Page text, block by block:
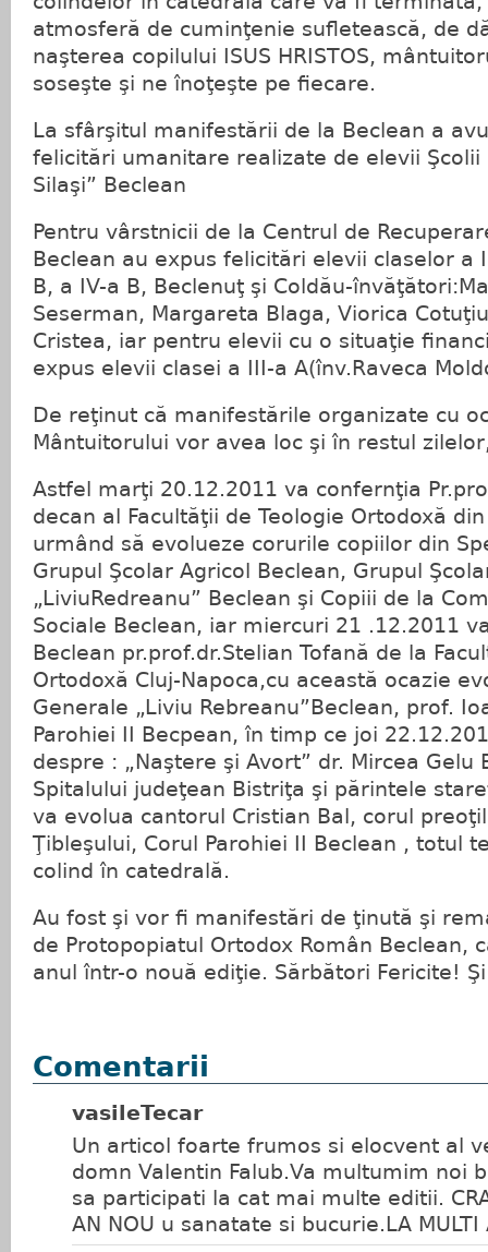
atmosferă de cuminţenie sufletească, de
naşterea copilului ISUS HRISTOS,
soseşte şi ne înoţeşte pe fiecare.
La sfârşitul manifestării de la Beclean a
felicitări umanitare realizate de elevii Şcolii
Silaşi” Beclean
Pentru vârstnicii de la Centrul de
Beclean au expus felicitări elevii claselor a
B, a IV-a B, Beclenuţ şi Coldău-
Seserman, Margareta Blaga, Viorica
Cristea, iar pentru elevii cu o situaţie
expus elevii clasei a III-a A(înv.Raveca
De reţinut că manifestările organizate cu
Mântuitorului vor avea loc şi în restul
Astfel marţi 20.12.2011 va confernţia
decan al Facultăţii de Teologie Ortodoxă
urmând să evolueze corurile copiilor din
Grupul Şcolar Agricol Beclean, Grupul
„LiviuRedreanu” Beclean şi Copiii de la
Sociale Beclean, iar miercuri 21 .12.2011
Beclean pr.prof.dr.Stelian Tofană de la
Ortodoxă Cluj-Napoca,cu această ocazie
Generale „Liviu Rebreanu”Beclean, prof.
Parohiei II Becpean, în timp ce joi
despre : „Naştere şi Avort” dr. Mircea Gelu
Spitalului judeţean Bistriţa şi părintele
va evolua cantorul Cristian Bal, corul
Ţibleşului, Corul Parohiei II Beclean , totul
colind în catedrală.
Au fost şi vor fi manifestări de ţinută şi
de Protopopiatul Ortodox Român Beclean,
anul într-o nouă ediţie. Sărbători Fericite!
Comentarii
vasileTecar
Un articol foarte frumos si elocvent al
domn Valentin Falub.Va multumim noi
sa participati la cat mai multe editii.
AN NOU u sanatate si bucurie.LA MULTI